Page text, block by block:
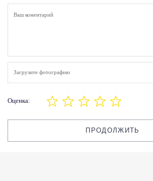
Загрузите фотографию
Оценка:
ПРОДОЛЖИТЬ